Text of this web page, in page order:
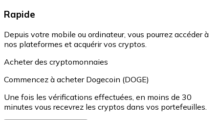
Rapide
Depuis votre mobile ou ordinateur, vous pourrez accéder à
nos plateformes et acquérir vos cryptos.
Acheter des cryptomonnaies
Commencez à acheter Dogecoin (DOGE)
Une fois les vérifications effectuées, en moins de 30
minutes vous recevrez les cryptos dans vos portefeuilles.